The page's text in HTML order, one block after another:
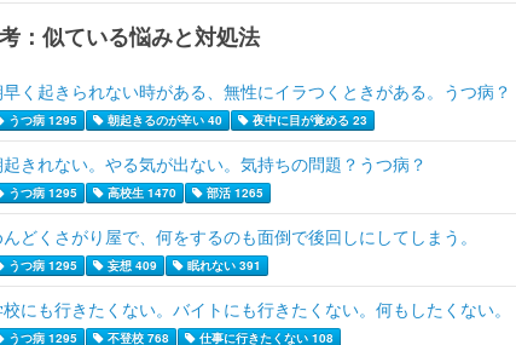
：似ている悩みと対処法
く起きられない時がある、無性にイラつくときがある。うつ病？
うつ病 1295 朝起きるのが辛い 40 夜中に目が覚める 23
きれない。やる気が出ない。気持ちの問題？うつ病？
うつ病 1295 高校生 1470 部活 1265
どくさがり屋で、何をするのも面倒で後回しにしてしまう。
うつ病 1295 妄想 409 眠れない 391
にも行きたくない。バイトにも行きたくない。何もしたくない。
うつ病 1295 不登校 768 仕事に行きたくない 108